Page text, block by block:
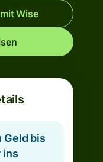
Wise
Geld bis
ins